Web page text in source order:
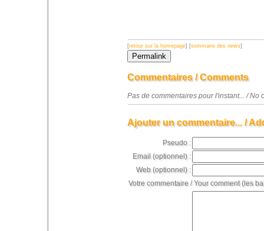
[retour sur la homepage] [sommaire des news]
Commentaires / Comments
Pas de commentaires pour l'instant... / No
Ajouter un commentaire... /
Pseudo :
Email (optionnel) :
Web (optionnel) :
Votre commentaire / Your comment (les